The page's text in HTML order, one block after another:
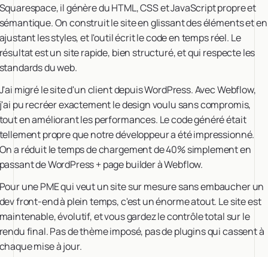
il génère du HTML, CSS et JavaScript propre et
On construit le site en glissant des éléments et en
les styles, et l'outil écrit le code en temps réel. Le
est un site rapide, bien structuré, et qui respecte les
du web.
migré le site d'un client depuis WordPress. Avec Webflow,
pu recréer exactement le design voulu sans compromis,
en améliorant les performances. Le code généré était
propre que notre développeur a été impressionné.
a réduit le temps de chargement de 40% simplement en
de WordPress + page builder à Webflow.
une PME qui veut un site sur mesure sans embaucher un
front-end à plein temps, c'est un énorme atout. Le site est
évolutif, et vous gardez le contrôle total sur le
final. Pas de thème imposé, pas de plugins qui cassent à
mise à jour.